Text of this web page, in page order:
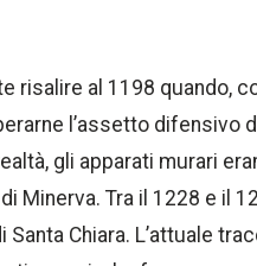
risalire al 1198 quando,
l’assetto difensivo
gli apparati murari
Minerva. Tra il 1228 e il
Chiara. L’attuale